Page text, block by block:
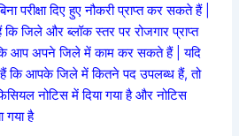
परीक्षा दिए हुए नौकरी प्राप्त कर सकते हैं |
कि जिले और ब्लॉक स्तर पर रोजगार प्राप्त
कि आप अपने जिले में काम कर सकते हैं | यदि
कि आपके जिले में कितने पद उपलब्ध हैं, तो
नोटिस में दिया गया है और नोटिस
गया है